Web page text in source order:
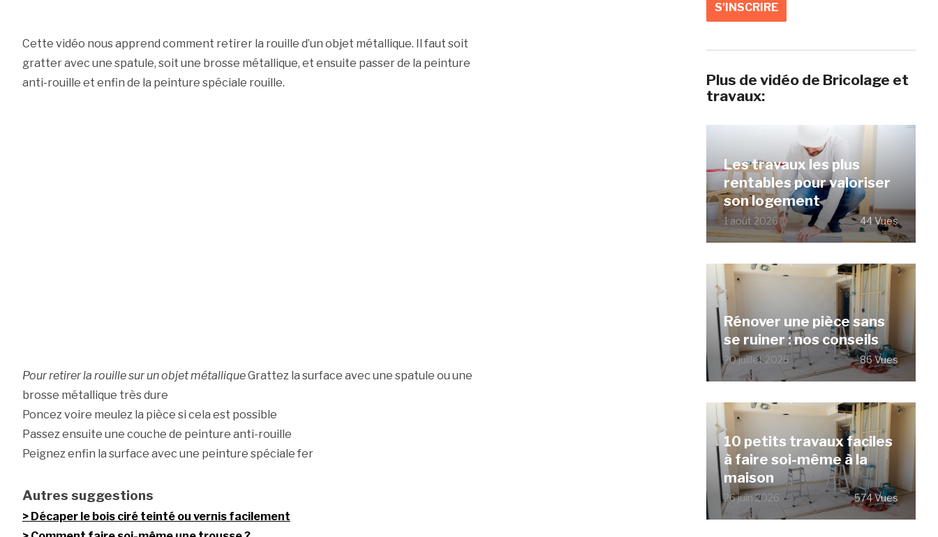
Cette vidéo nous apprend comment retirer la rouille d’un objet métallique. Il faut soit
gratter avec une spatule, soit une brosse métallique, et ensuite passer de la peinture
anti-rouille et enfin de la peinture spéciale rouille.
Pour retirer la rouille sur un objet métalliqueGrattez la surface avec une spatule ou une
brosse métallique très dure
Poncez voire meulez la pièce si cela est possible
Passez ensuite une couche de peinture anti-rouille
Peignez enfin la surface avec une peinture spéciale fer
Autres suggestions
Décaper le bois ciré teinté ou vernis facilement
Plus de vidéo de Bricolage et
travaux:
Les travaux les plus
rentables pour valoriser
son logement
1 août 2026 44 Vues
Rénover une pièce sans
se ruiner : nos conseils
20 juillet 2026 86 Vues
10 petits travaux faciles
à faire soi-même à la
maison
26 juin 2026 574 Vues